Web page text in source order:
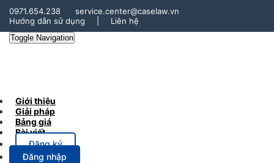
0971.654.238
service.center@caselaw.vn
Hướng dẫn sử dụng
Liên hệ
Toggle Navigation
Giới thiệu
Giải pháp
Bảng giá
Bài viết
Đăng ký
Đăng nhập